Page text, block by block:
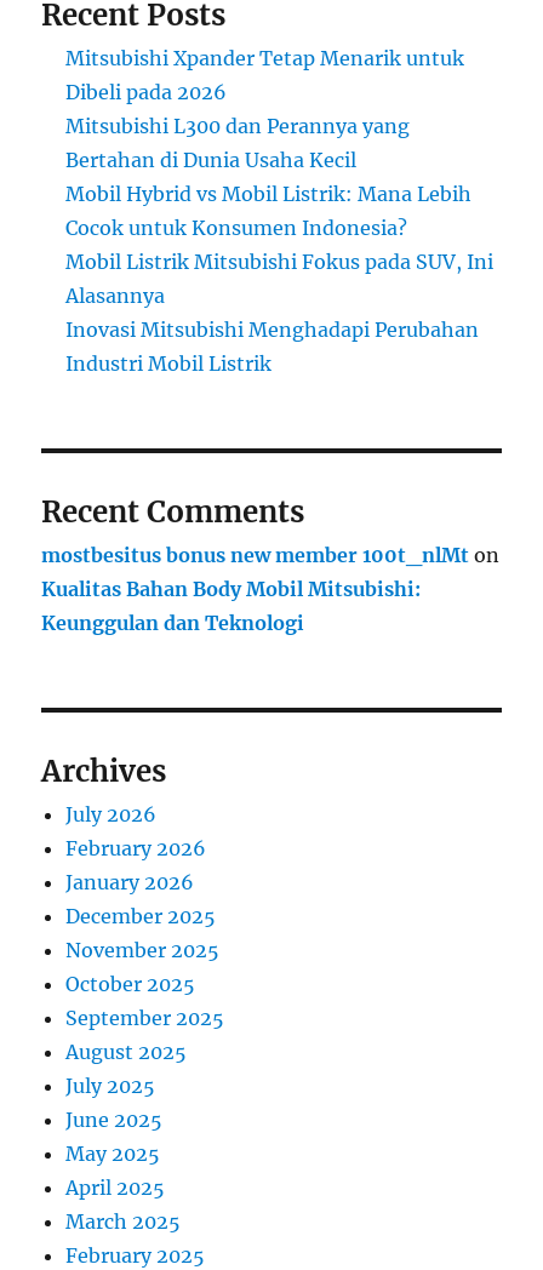
Recent Posts
Mitsubishi Xpander Tetap Menarik untuk
Dibeli pada 2026
Mitsubishi L300 dan Perannya yang
Bertahan di Dunia Usaha Kecil
Mobil Hybrid vs Mobil Listrik: Mana Lebih
Cocok untuk Konsumen Indonesia?
Mobil Listrik Mitsubishi Fokus pada SUV, Ini
Alasannya
Inovasi Mitsubishi Menghadapi Perubahan
Industri Mobil Listrik
Recent Comments
mostbesitus bonus new member 100t_nlMt on
Kualitas Bahan Body Mobil Mitsubishi:
Keunggulan dan Teknologi
Archives
July 2026
February 2026
January 2026
December 2025
November 2025
October 2025
September 2025
August 2025
July 2025
June 2025
May 2025
April 2025
March 2025
February 2025